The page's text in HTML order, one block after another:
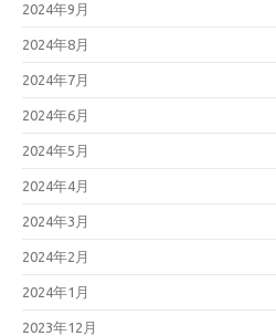
2024年9月
2024年8月
2024年7月
2024年6月
2024年5月
2024年4月
2024年3月
2024年2月
2024年1月
2023年12月